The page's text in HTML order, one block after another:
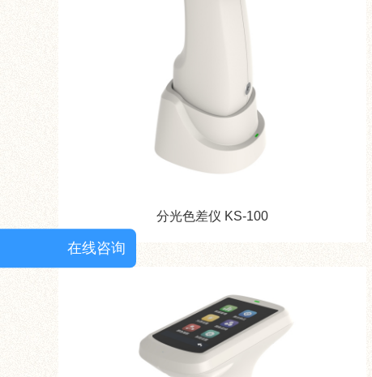
分光色差仪 KS-100
在线咨询